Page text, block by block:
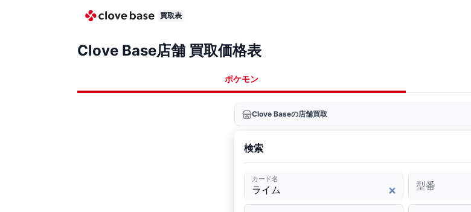
買取表
Clove Base店舗 買取価格表
ポケモン
Clove Baseの店舗買取
検索
カード名
型番